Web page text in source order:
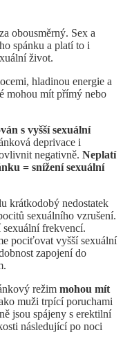
obousměrný. Sex a
spánku a platí to i
život.
hladinou energie a
mohou mít přímý nebo
s vyšší sexuální
deprivace i
negativně. Neplatí
= snížení sexuální
krátkodobý nedostatek
sexuálního vzrušení.
sexuální frekvencí.
pociťovat vyšší sexuální
zapojení do
režim mohou mít
muži trpící poruchami
jsou spájeny s erektilní
následující po noci